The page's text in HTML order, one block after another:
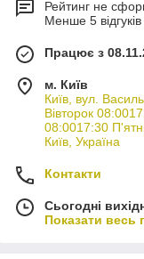
Рейтинг не
Менше 5 відгуків
Працює з
м. Київ
Київ, вул.
Вівторок
08:0017:30
Київ, Україна
Контакти
Сьогодні
Показати весь